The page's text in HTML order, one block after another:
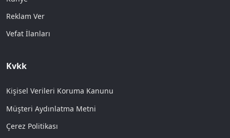
Reklam Ver
Vefat İlanları
Kvkk
Kişisel Verileri Koruma Kanunu
Müşteri Aydınlatma Metni
Çerez Politikası